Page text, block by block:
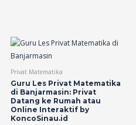
Privat Matematika
Guru Les Privat Matematika
di Banjarmasin: Privat
Datang ke Rumah atau
Online Interaktif by
KoncoSinau.id